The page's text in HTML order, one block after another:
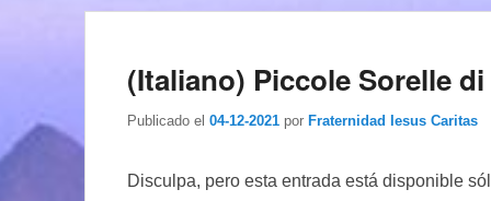
(Italiano) Piccole Sorelle
Publicado el 04-12-2021 por Fraternidad Iesus Caritas
Disculpa, pero esta entrada está disponible